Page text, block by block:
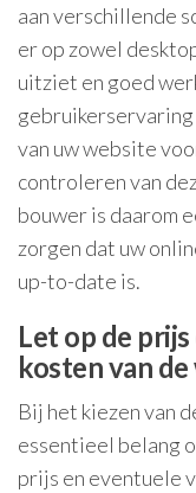
aan verschillende
er op zowel
uitziet en goed
van uw website
controleren van
bouwer is daarom
zorgen dat uw
up-to-date is.
Let op de
kosten van
Bij het kiezen van
essentieel belang
prijs en eventuele